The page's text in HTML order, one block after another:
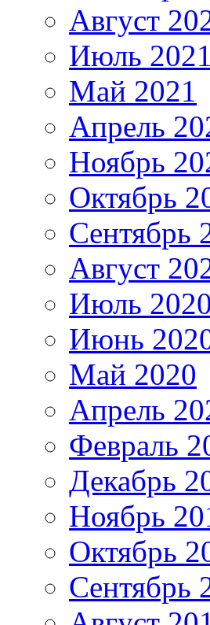
Август
Июль 2021
Май 2021
Апрель
Ноябрь
Октябрь
Сентябрь
Август
Июль 2020
Июнь
Май 2020
Апрель
Февраль
Декабрь
Ноябрь
Октябрь
Сентябрь